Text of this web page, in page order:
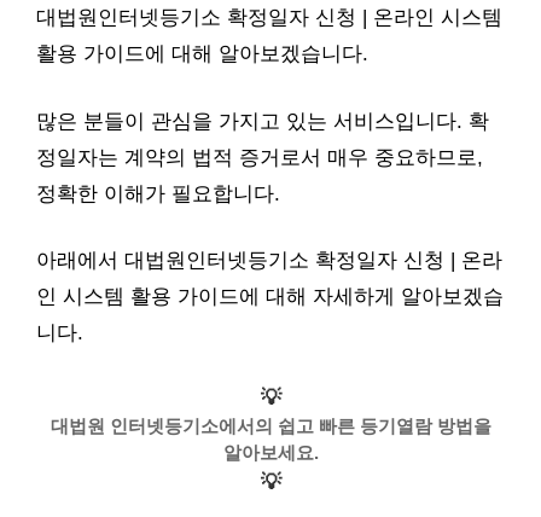
대법원인터넷등기소 확정일자 신청 | 온라인 시스템
활용 가이드에 대해 알아보겠습니다.
많은 분들이 관심을 가지고 있는 서비스입니다. 확
정일자는 계약의 법적 증거로서 매우 중요하므로,
정확한 이해가 필요합니다.
아래에서 대법원인터넷등기소 확정일자 신청 | 온라
인 시스템 활용 가이드에 대해 자세하게 알아보겠습
니다.
💡
대법원 인터넷등기소에서의 쉽고 빠른 등기열람 방법을
알아보세요.
💡